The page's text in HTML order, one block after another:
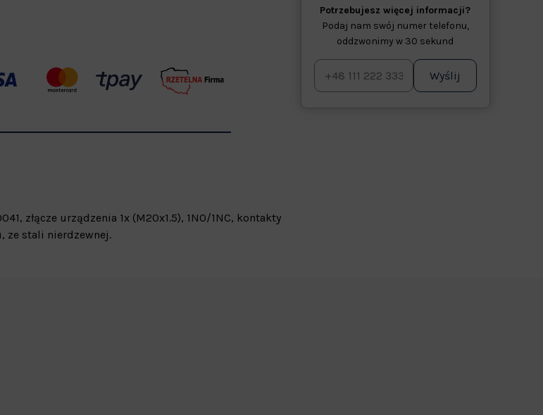
Potrzebujesz więcej informacji?
Podaj nam swój numer telefonu,
oddzwonimy w 30 sekund
Wyślij
złącze urządzenia 1x (M20x1.5), 1NO/1NC, kontakty
ze stali nierdzewnej.